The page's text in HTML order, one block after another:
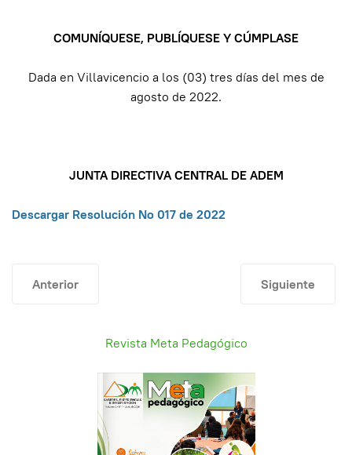
COMUNÍQUESE, PUBLÍQUESE Y CÚMPLASE
Dada en Villavicencio a los (03) tres días del mes de
agosto de 2022.
JUNTA DIRECTIVA CENTRAL DE ADEM
Descargar Resolución No 017 de 2022
Artículo anterior: Concurso docente
Anterior Artículo
Siguiente
Revista Meta Pedagógico